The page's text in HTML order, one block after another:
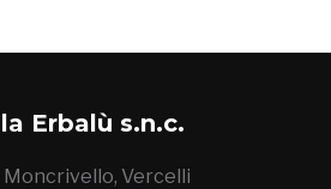
Erbalù s.n.c.
Moncrivello, Vercelli